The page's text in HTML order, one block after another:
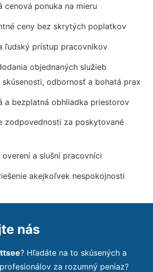
cenová ponuka na mieru
ceny bez skrytých poplatkov
ľudský prístup pracovníkov
objednaných služieb
odbornosť a bohatá prax
a bezplatná obhliadka priestorov
zodpovednosti za poskytované
a slušní pracovníci
akejkoľvek nespokojnosti
nás
? Hľadáte na to skúsených a
za rozumný peniaz?